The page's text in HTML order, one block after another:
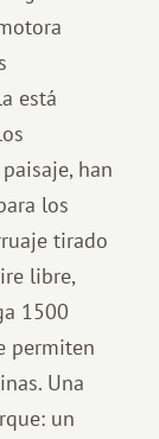
está
han
los
tirado
libre,
1500
permiten
Una
un